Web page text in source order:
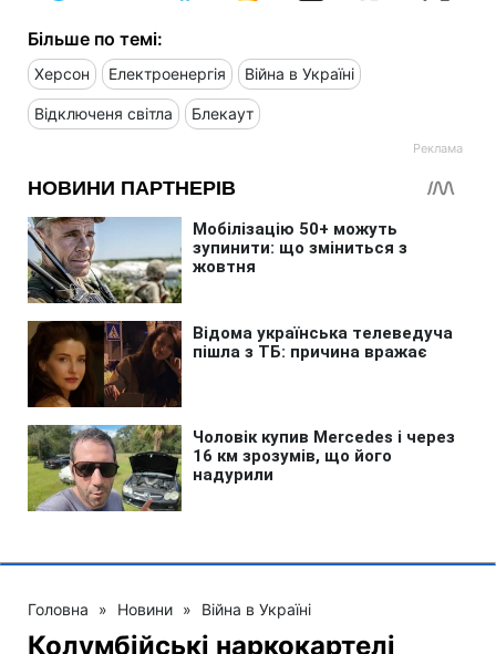
Більше по темі:
Херсон Електроенергія Війна в Україні
Відключеня світла Блекаут
Головна » Новини » Війна в Україні
Колумбійські наркокартелі